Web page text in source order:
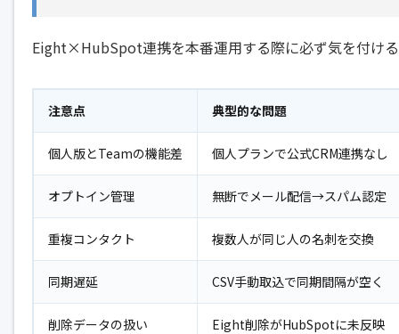
Eight×HubSpot連携を本番運用する際に必ず気を付け
注意点 典型的な問題
個人版とTeamの機能差 個人プランで公式CRM連携なし
オプトイン管理 無断でメール配信→スパム認定
重複コンタクト 複数人が同じ人の名刺を交換
同期遅延 CSV手動取込で同期間隔が空く
削除データの扱い Eight削除がHubSpotに未反映